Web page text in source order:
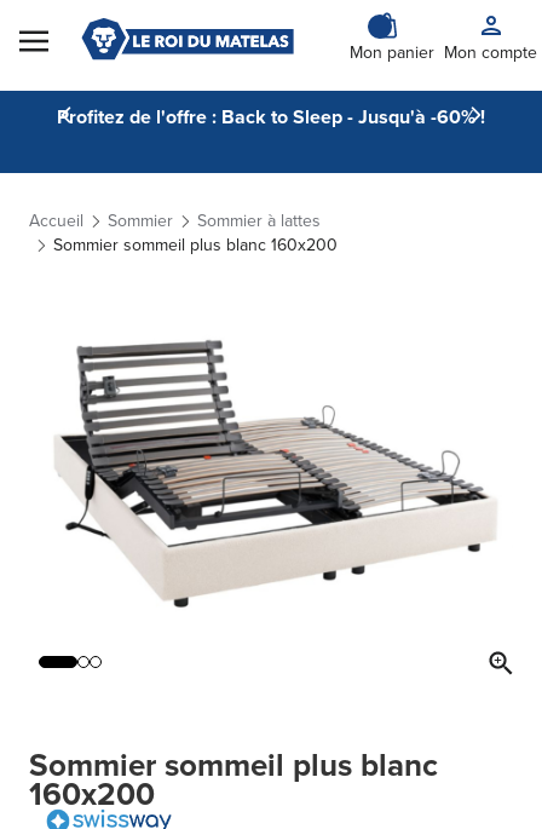
Skip to Content
Mon panier Mon compte
Profitez de l'offre : Back to Sleep - Jusqu'à -60% !
Accueil Sommier
Sommier à lattes
Sommier sommeil plus blanc 160x200
Sommier sommeil plus blanc
160x200